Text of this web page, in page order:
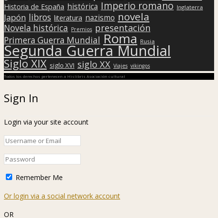
Historia de España histórica Imperio romano Inglaterra
Japón libros literatura nazismo novela
Novela histórica Premios presentación
Primera Guerra Mundial Roma Rusia
Segunda Guerra Mundial
Siglo XIX siglo XVI siglo XX Viajes vikingos
Todos los derechos pertenecen a Hislibris Asociación cultural
Sign In
Login via your site account
Remember Me
Or login via a social network account
OR